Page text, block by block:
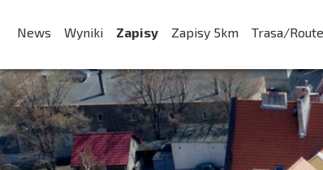
News Wyniki Zapisy Zapisy 5km Trasa/Route